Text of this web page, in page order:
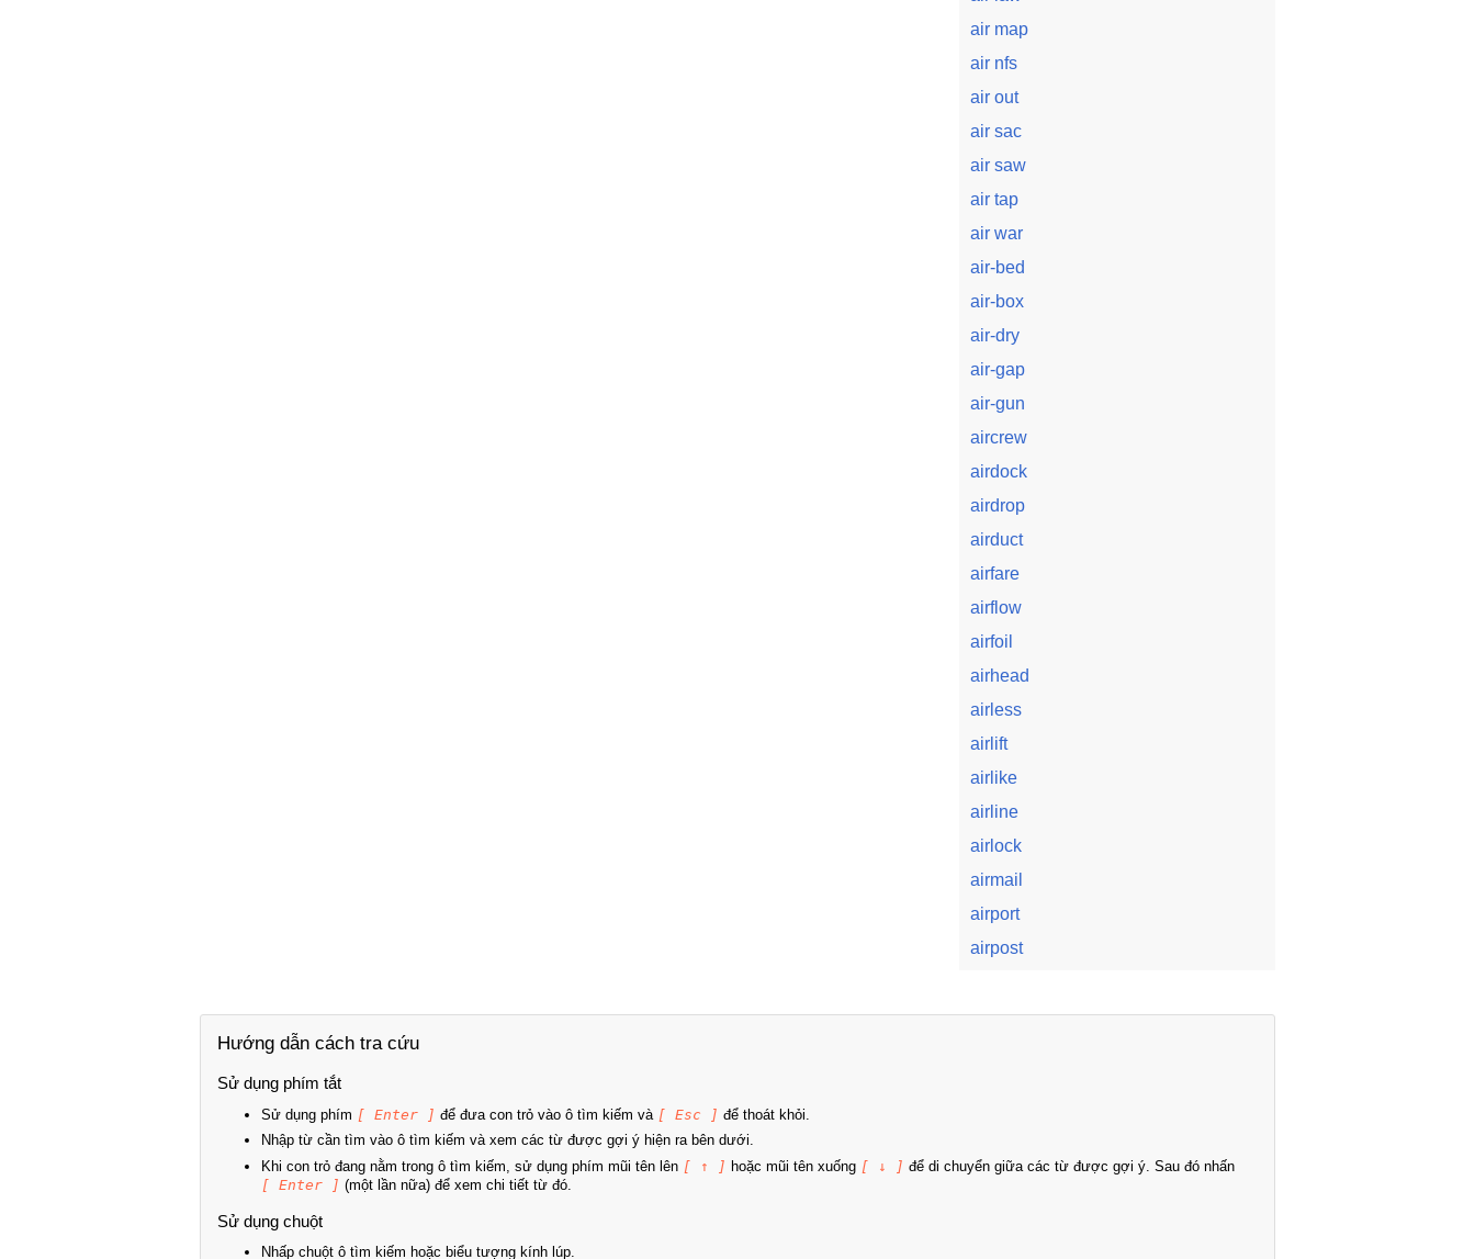
air map
air nfs
air out
air sac
air saw
air tap
air war
air-bed
air-box
air-dry
air-gap
air-gun
aircrew
airdock
airdrop
airduct
airfare
airflow
airfoil
airhead
airless
airlift
airlike
airline
airlock
airmail
airport
airpost
Hướng dẫn cách tra cứu
Sử dụng phím tắt
Sử dụng phím [ Enter ] để đưa con trỏ vào ô tìm kiếm và [ Esc ] để thoát khỏi.
Nhập từ cần tìm vào ô tìm kiếm và xem các từ được gợi ý hiện ra bên dưới.
Khi con trỏ đang nằm trong ô tìm kiếm, sử dụng phím mũi tên lên [ ↑ ] hoặc mũi tên xuống [ ↓ ] để di chuyển giữa các từ được gợi ý. Sau đó nhấn
[ Enter ] (một lần nữa) để xem chi tiết từ đó.
Sử dụng chuột
Nhấp chuột ô tìm kiếm hoặc biểu tượng kính lúp.